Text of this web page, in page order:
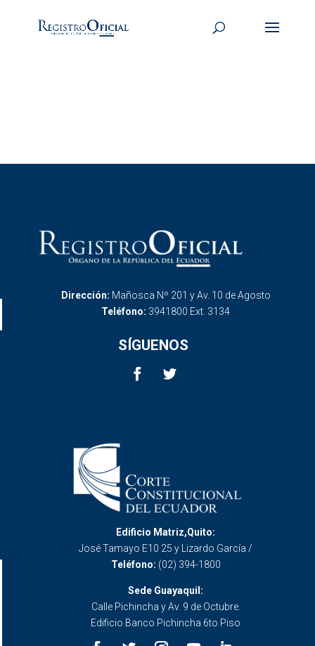
Dirección: Mañosca Nº 201 y Av. 10 de Agosto
Teléfono: 3941800 Ext. 3134
SÍGUENOS
Edificio Matriz,Quito:
José Tamayo E10 25 y Lizardo García /
Teléfono: (02) 394-1800
Sede Guayaquil:
Calle Pichincha y Av. 9 de Octubre.
Edificio Banco Pichincha 6to Piso